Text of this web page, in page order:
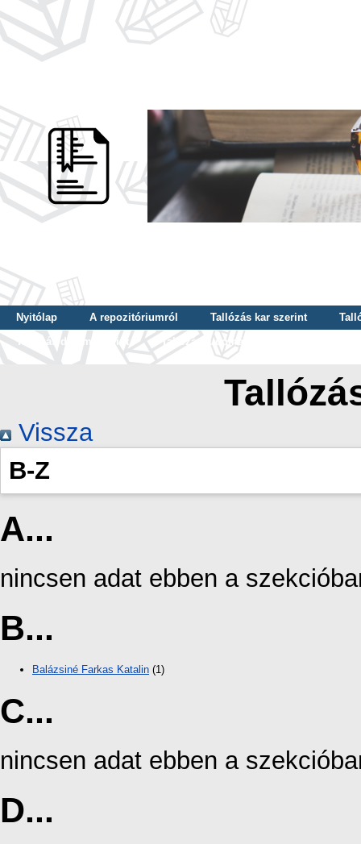
Nyitólap A repozitóriumról Tallózás kar szerint
Tallózás dátum szerint
Tallózás tudományterület szerint
Vissza
B-Z
A...
nincsen adat ebben a
B...
Balázsiné Farkas Katalin (1)
C...
nincsen adat ebben a
D...